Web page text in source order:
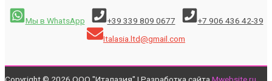
Мы в WhatsApp +39 339 809 0677
+7 906 436 42-39
Italasia.ltd@gmail.com